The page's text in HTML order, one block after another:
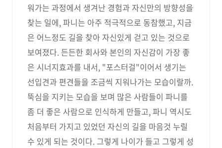
워가는 과정에서 생겨난 경험과 자신만의 방향성을
찾는 일에, 파니는 아주 적극적으로 동참했고, 지금
은 어느정도 길을 찾아 자신있게 걷고 있는 것으로
보여졌다. 든든한 회사와 본인의 자신감이 가장 좋
은 시너지효과를 내서, "포스터걸"이어서 생기는
선입견과 편견들을 조금씩 지워나가는 모습이랄까.
뚝심을 지키는 모습을 보며 많은 사람들이 파니를
좀 더 좋은 사람으로 인식하게 만들고, 파니 역시도
처음부터 가지고 있었던 자신의 길을 마음것 누릴
수 있게 되는 것이다. 그렇게 나이가 들고 그렇게 성